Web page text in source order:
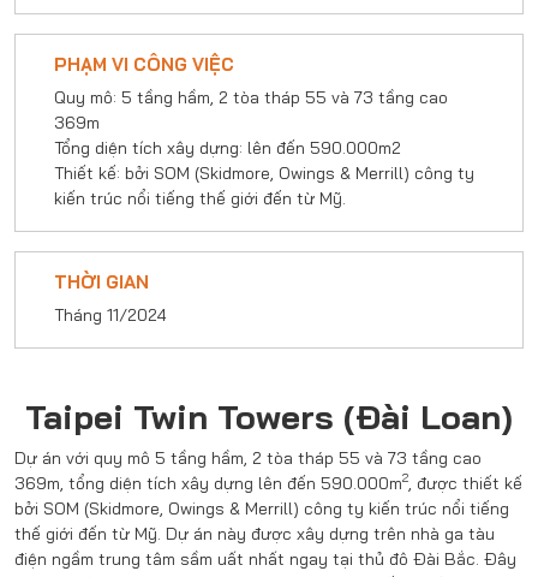
PHẠM VI CÔNG VIỆC
Quy mô: 5 tầng hầm, 2 tòa tháp 55 và 73 tầng cao
369m
Tổng diện tích xây dựng: lên đến 590.000m2
Thiết kế: bởi SOM (Skidmore, Owings & Merrill) công ty
kiến trúc nổi tiếng thế giới đến từ Mỹ.
THỜI GIAN
Tháng 11/2024
Taipei Twin Towers (Đài Loan)
Dự án với quy mô 5 tầng hầm, 2 tòa tháp 55 và 73 tầng cao
369m, tổng diện tích xây dựng lên đến 590.000m2, được thiết kế
bởi SOM (Skidmore, Owings & Merrill) công ty kiến trúc nổi tiếng
thế giới đến từ Mỹ. Dự án này được xây dựng trên nhà ga tàu
điện ngầm trung tâm sầm uất nhất ngay tại thủ đô Đài Bắc. Đây